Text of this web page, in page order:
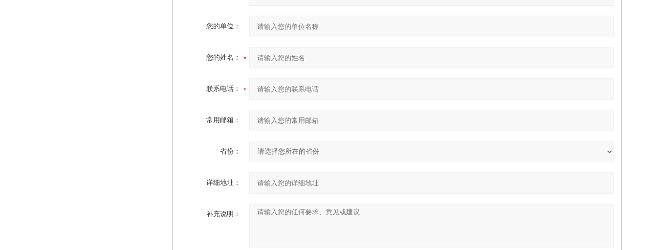
您的单位：
您的姓名：
联系电话：
常用邮箱：
省份：
详细地址：
补充说明：